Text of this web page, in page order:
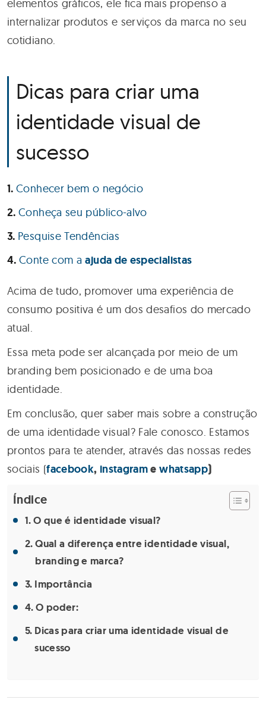
elementos gráficos, ele fica mais propenso a
internalizar produtos e serviços da marca no seu
cotidiano.
Dicas para criar uma
identidade visual de
sucesso
Conhecer bem o negócio
Conheça seu público-alvo
Pesquise Tendências
Conte com aajuda de especialistas
Acima de tudo, promover uma experiência de
consumo positiva é um dos desafios do mercado
atual.
Essa meta pode ser alcançada por meio de um
branding bem posicionado e de uma boa
identidade.
Em conclusão, quer saber mais sobre a construção
de uma identidade visual? Fale conosco. Estamos
prontos para te atender, através das nossas redes
sociais (facebook, instagramewhatsapp)
Índice
O que é identidade visual?
Qual a diferença entre identidade visual,
branding e marca?
Importância
O poder:
Dicas para criar uma identidade visual de
sucesso